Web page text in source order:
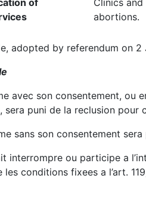
of
Clinics
abortions.
adopted by referendum on 2
avec son consentement, ou
puni de la reclusion pour
sans son consentement
interrompre ou participe a
conditions fixees a l’art.